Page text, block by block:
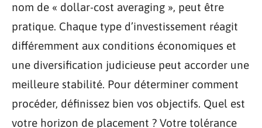
nom de « dollar-cost averaging », peut être
pratique. Chaque type d’investissement réagit
différemment aux conditions économiques et
une diversification judicieuse peut accorder une
meilleure stabilité. Pour déterminer comment
procéder, définissez bien vos objectifs. Quel est
votre horizon de placement ? Votre tolérance